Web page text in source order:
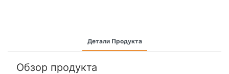
Детали Продукта
Обзор продукта